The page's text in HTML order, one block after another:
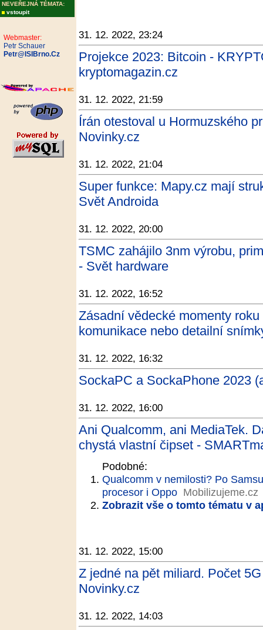
NEVEŘEJNÁ TÉMATA:
vstoupit
Webmaster:
Petr Schauer
Petr@ISIBrno.Cz
31. 12. 2022, 23:24
Projekce 2023: Bitcoin -
kryptomagazin.cz
31. 12. 2022, 21:59
Írán otestoval u Hormuzského
Novinky.cz
31. 12. 2022, 21:04
Super funkce: Mapy.cz mají
Svět Androida
31. 12. 2022, 20:00
TSMC zahájilo 3nm výrobu,
- Svět hardware
31. 12. 2022, 16:52
Zásadní vědecké momenty
komunikace nebo detailní
31. 12. 2022, 16:32
SockaPC a SockaPhone 2023
31. 12. 2022, 16:00
Ani Qualcomm, ani MediaTek.
chystá vlastní čipset -
Podobné:
Qualcomm v nemilosti? Po
procesor i Oppo Mobilizujeme.cz
Zobrazit vše o tomto tématu v
31. 12. 2022, 15:00
Z jedné na pět miliard. Počet
Novinky.cz
31. 12. 2022, 14:03